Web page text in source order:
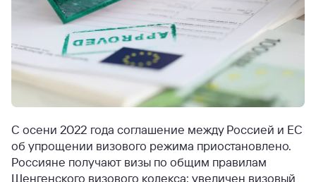
С осени 2022 года соглашение между Россией и ЕС
об упрощении визового режима приостановлено.
Россияне получают визы по общим правилам
Шенгенского визового кодекса: увеличен визовый